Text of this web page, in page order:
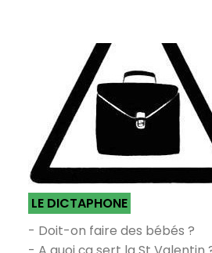
LE DICTAPHONE
- Doit-on faire des bébés ?